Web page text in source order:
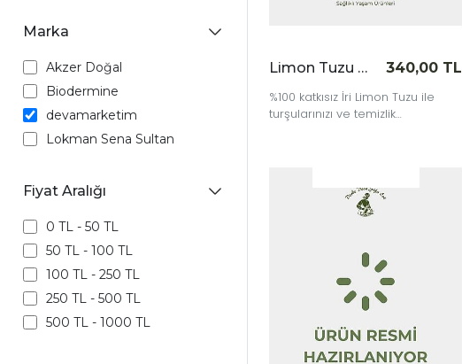
Marka
Akzer Doğal
Biodermine
devamarketim
Lokman Sena Sultan
Fiyat Aralığı
0 TL - 50 TL
50 TL - 100 TL
100 TL - 250 TL
250 TL - 500 TL
500 TL - 1000 TL
Limon Tuzu İri 1 kg
340,00 TL
%100 katkısız İri Limon Tuzu ile
turşularınızı ve temizlik